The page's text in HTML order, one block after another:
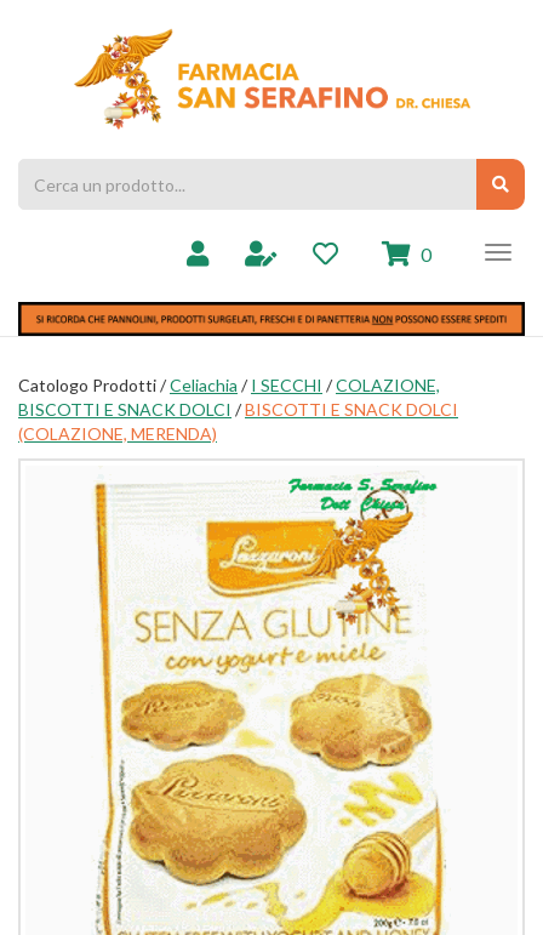
Prodotto
0 prodotti
inseriti
Catologo Prodotti /Celiachia /I SECCHI /COLAZIONE,
BISCOTTI E SNACK DOLCI /BISCOTTI E SNACK DOLCI
(COLAZIONE, MERENDA)